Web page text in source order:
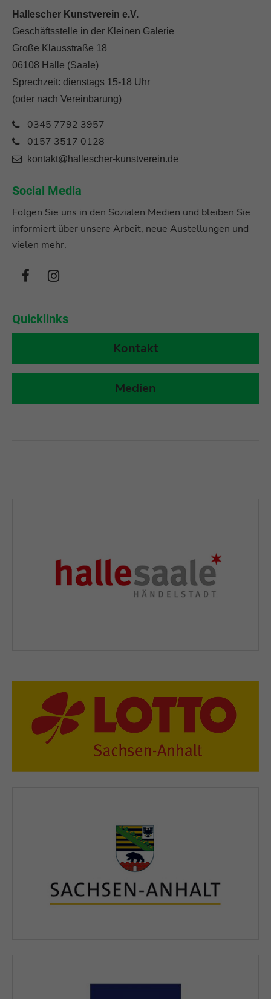
Hallescher Kunstverein e.V.
Geschäftsstelle in der Kleinen Galerie
Große Klausstraße 18
06108 Halle (Saale)
Sprechzeit: dienstags 15-18 Uhr
(oder nach Vereinbarung)
0345 7792 3957
0157 3517 0128
kontakt@hallescher-kunstverein.de
Social Media
Folgen Sie uns in den Sozialen Medien und bleiben Sie
informiert über unsere Arbeit, neue Austellungen und
vielen mehr.
Quicklinks
Kontakt
Medien